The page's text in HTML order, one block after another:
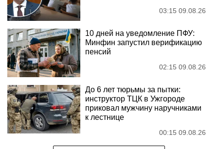
03:15 09.08.26
10 дней на уведомление ПФУ:
Минфин запустил верификацию
пенсий
02:15 09.08.26
До 6 лет тюрьмы за пытки:
инструктор ТЦК в Ужгороде
приковал мужчину наручниками
к лестнице
00:15 09.08.26